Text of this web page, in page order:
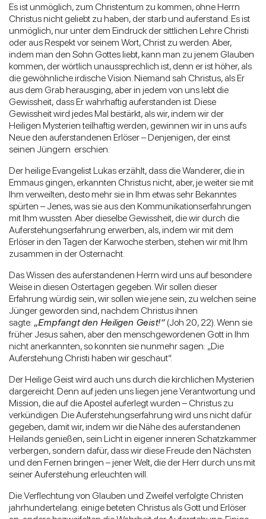
Es ist unmöglich, zum Christentum zu kommen, ohne Herrn
Christus nicht geliebt zu haben, der starb und auferstand. Es ist
unmöglich, nur unter dem Eindruck der sittlichen Lehre Christi
oder aus Respekt vor seinem Wort, Christ zu werden. Aber,
indem man den Sohn Gottes liebt, kann man zu jenem Glauben
kommen, der wörtlich unaussprechlich ist, denn er ist höher, als
die gewöhnliche irdische Vision. Niemand sah Christus, als Er
aus dem Grab herausging, aber in jedem von uns lebt die
Gewissheit, dass Er wahrhaftig auferstanden ist. Diese
Gewissheit wird jedes Mal bestärkt, als wir, indem wir der
Heiligen Mysterien teilhaftig werden, gewinnen wir in uns aufs
Neue den auferstandenen Erlöser – Denjenigen, der einst
seinen Jüngern erschien.
Der heilige Evangelist Lukas erzählt, dass die Wanderer, die in
Emmaus gingen, erkannten Christus nicht, aber, je weiter sie mit
Ihm verweilten, desto mehr sie in Ihm etwas sehr Bekanntes
spürten – Jenes, was sie aus den Kommunikationserfahrungen
mit Ihm wussten. Aber dieselbe Gewissheit, die wir durch die
Auferstehungserfahrung erwerben, als, indem wir mit dem
Erlöser in den Tagen der Karwoche sterben, stehen wir mit Ihm
zusammen in der Osternacht.
Das Wissen des auferstandenen Herrn wird uns auf besondere
Weise in diesen Ostertagen gegeben. Wir sollen dieser
Erfahrung würdig sein, wir sollen wie jene sein, zu welchen seine
Jünger geworden sind, nachdem Christus ihnen
sagte: „Empfangt den Heiligen Geist!“(Joh 20, 22). Wenn sie
früher Jesus sahen, aber den menschgewordenen Gott in Ihm
nicht anerkannten, so konnten sie nunmehr sagen: „Die
Auferstehung Christi haben wir geschaut“.
Der Heilige Geist wird auch uns durch die kirchlichen Mysterien
dargereicht. Denn auf jeden uns liegen jene Verantwortung und
Mission, die auf die Apostel auferlegt wurden – Christus zu
verkündigen. Die Auferstehungserfahrung wird uns nicht dafür
gegeben, damit wir, indem wir die Nähe des auferstandenen
Heilands genießen, sein Licht in eigener inneren Schatzkammer
verbergen, sondern dafür, dass wir diese Freude den Nächsten
und den Fernen bringen – jener Welt, die der Herr durch uns mit
seiner Auferstehung erleuchten will.
Die Verflechtung von Glauben und Zweifel verfolgte Christen
jahrhundertelang: einige beteten Christus als Gott und Erlöser